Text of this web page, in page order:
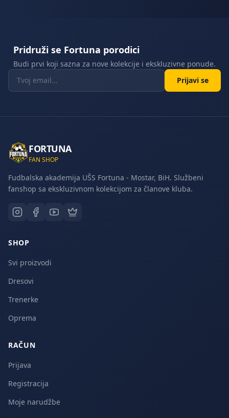
Pridruži se Fortuna porodici
Budi prvi koji sazna za nove kolekcije i ekskluzivne ponude.
Prijavi se
FORTUNA
FAN SHOP
Fudbalska akademija UŠS Fortuna - Mostar, BiH. Službeni
fanshop sa ekskluzivnom kolekcijom za članove kluba.
SHOP
Svi proizvodi
Dresovi
Trenerke
Oprema
RAČUN
Prijava
Registracija
Moje narudžbe